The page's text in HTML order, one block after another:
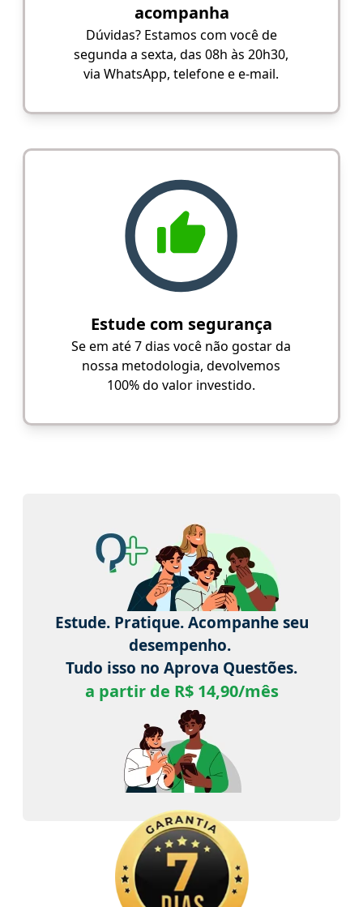
acompanha
Dúvidas? Estamos com você de
segunda a sexta, das 08h às 20h30,
via WhatsApp, telefone e e-mail.
Estude com segurança
Se em até 7 dias você não gostar da
nossa metodologia, devolvemos
100% do valor investido.
Estude. Pratique. Acompanhe seu
desempenho.
Tudo isso no Aprova Questões.
a partir de R$ 14,90/mês